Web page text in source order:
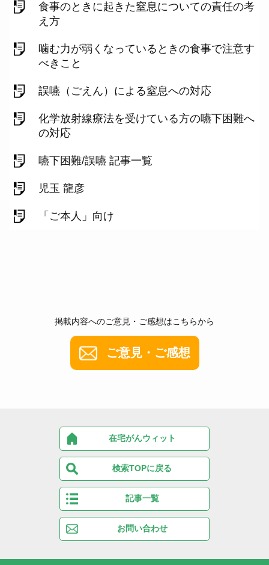
食事のときに起きた窒息についての責任の考
え方
噛む力が弱くなっているときの食事で注意す
べきこと
誤嚥（ごえん）による窒息への対応
化学放射線療法を受けている方の嚥下困難へ
の対応
嚥下困難/誤嚥 記事一覧
児玉 龍彦
「ご本人」向け
掲載内容へのご意見・ご感想はこちらから
ご意見・ご感想
在宅がんウィット
検索TOPに戻る
記事一覧
お問い合わせ